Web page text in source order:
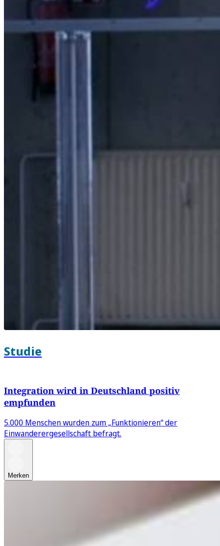
Studie
Integration wird in Deutschland positiv
empfunden
5.000 Menschen wurden zum „Funktionieren“ der
Einwanderergesellschaft befragt.
Merken